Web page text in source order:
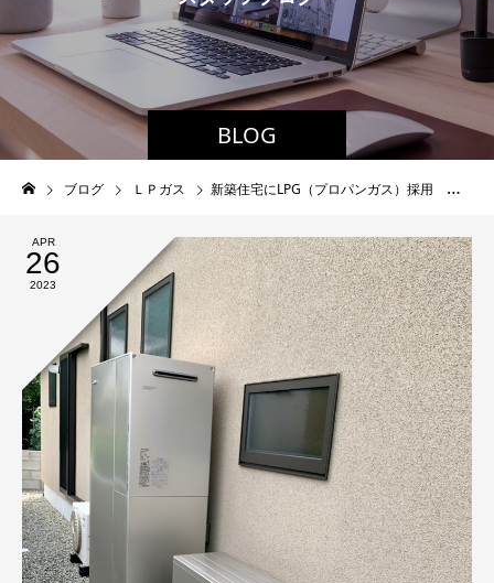
BLOG
ブログ ＬＰガス 新築住宅にLPG（プロパンガス）採用 ～電気代高騰の今こそ、GASがおすすめ～
APR
26
2023